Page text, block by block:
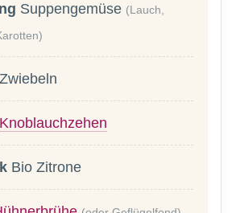
Suppengemüse (Lauch,
Zwiebeln
Knoblauchzehen
Bio Zitrone